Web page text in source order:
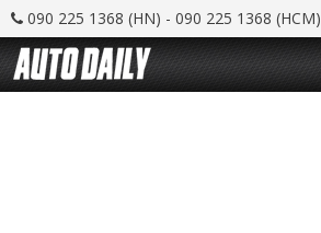
090 225 1368 (HN) - 090 225 1368 (HCM)